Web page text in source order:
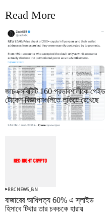
Read More
RRCNEWS_BN
জাচএক্সবিটিটি 160 প্রভাবশালীকে পেইড
টোকেন বিজ্ঞাপনগুলিতে লুকিয়ে রেখেছে
September 01, 2025
RRCNEWS_BN
বাজারের আধিপত্য 60% এ স্লাইড
হিসাবে টিথার তার চকচকে হারায়